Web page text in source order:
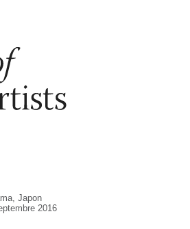
Japon
2016